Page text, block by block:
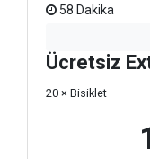
58 Dakika
Ücretsiz
20 × Bisiklet